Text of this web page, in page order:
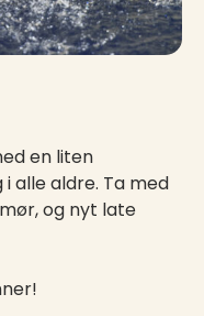
en liten
alle aldre. Ta med
og nyt late